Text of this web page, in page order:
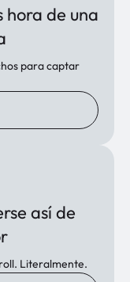
hora de una
para captar
así de
Literalmente.